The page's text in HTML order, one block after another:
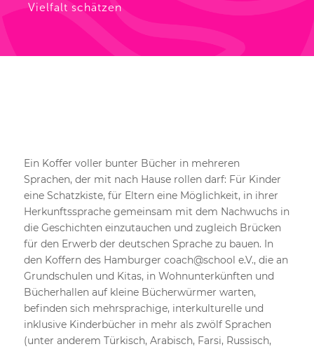
Vielfalt schätzen
Ein Koffer voller bunter Bücher in mehreren
Sprachen, der mit nach Hause rollen darf: Für Kinder
eine Schatzkiste, für Eltern eine Möglichkeit, in ihrer
Herkunftssprache gemeinsam mit dem Nachwuchs in
die Geschichten einzutauchen und zugleich Brücken
für den Erwerb der deutschen Sprache zu bauen. In
den Koffern des Hamburger coach@school e.V., die an
Grundschulen und Kitas, in Wohnunterkünften und
Bücherhallen auf kleine Bücherwürmer warten,
befinden sich mehrsprachige, interkulturelle und
inklusive Kinderbücher in mehr als zwölf Sprachen
(unter anderem Türkisch, Arabisch, Farsi, Russisch,